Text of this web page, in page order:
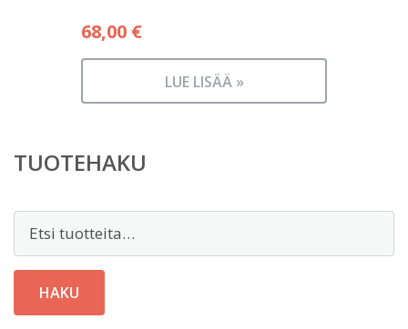
68,00 €
LUE LISÄÄ »
TUOTEHAKU
Etsi:
HAKU